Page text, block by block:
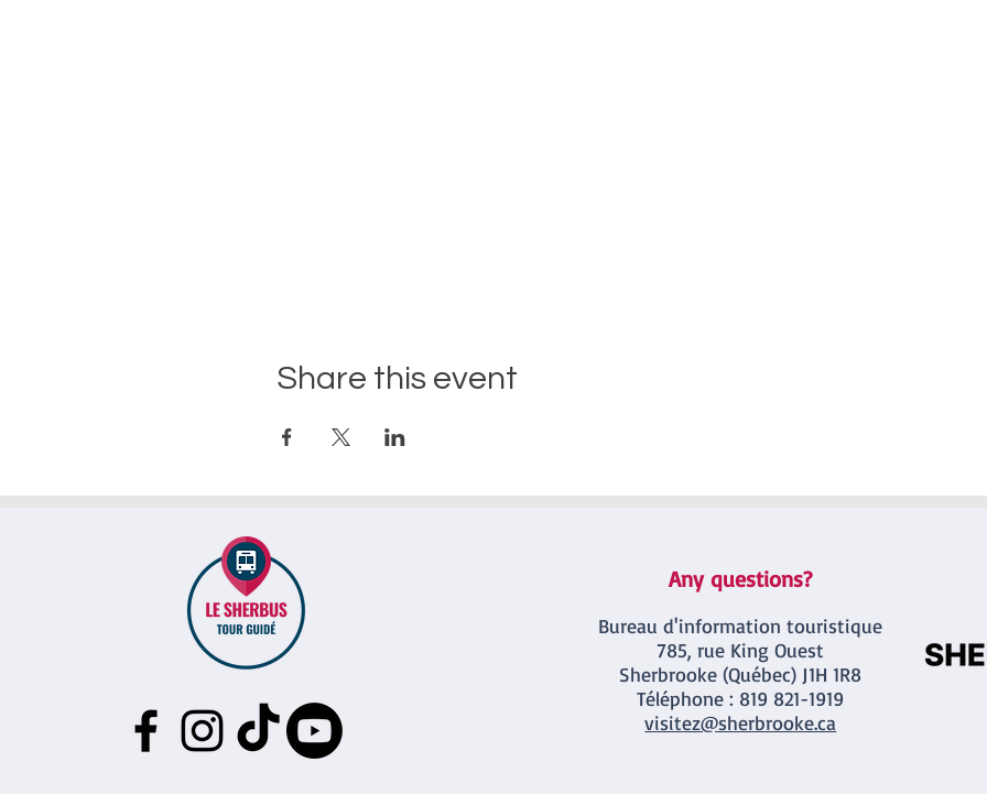
Share this event
Any questions?
Bureau d'information touristique
785, rue King Ouest
Sherbrooke (Québec) J1H 1R8
Téléphone : 819 821-1919
visitez@sherbrooke.ca